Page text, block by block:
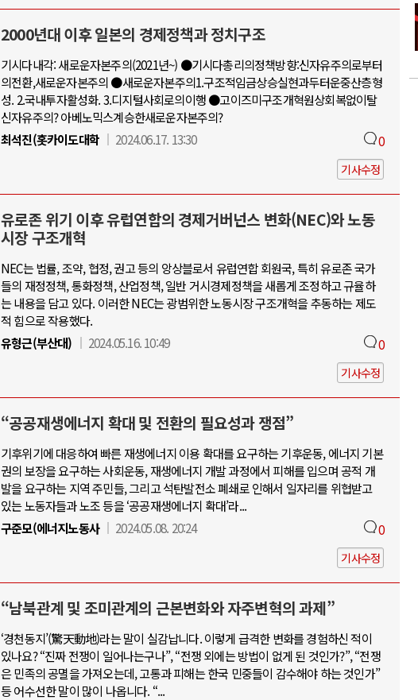
2000년대 이후 일본의 경제정책과 정치구조
기시다내각: 새로운자본주의(2021년~) ●기시다총리의정책방향:신자유주의로부터
의전환,새로운자본주의 ●새로운자본주의1.구조적임금상승실현과두터운중산층형
성. 2.국내투자활성화. 3.디지털사회로의이행 ●고이즈미구조개혁원상회복없이탈
신자유주의? 아베노믹스계승한새로운자본주의?
최석진(홋카이도대학
2024.06.17. 13:30 0
기사수정
유로존 위기 이후 유럽연합의 경제거버넌스 변화(NEC)와 노동
시장 구조개혁
NEC는 법률, 조약, 협정, 권고 등의 앙상블로서 유럽연합 회원국, 특히 유로존 국가
들의 재정정책, 통화정책, 산업정책, 일반 거시경제정책을 새롭게 조정하고 규율하
는 내용을 담고 있다. 이러한 NEC는 광범위한 노동시장 구조개혁을 추동하는 제도
적 힘으로 작용했다.
유형근(부산대)
2024.05.16. 10:49 0
기사수정
“공공재생에너지 확대 및 전환의 필요성과 쟁점”
기후위기에 대응하여 빠른 재생에너지 이용 확대를 요구하는 기후운동, 에너지 기본
권의 보장을 요구하는 사회운동, 재생에너지 개발 과정에서 피해를 입으며 공적 개
발을 요구하는 지역 주민들, 그리고 석탄발전소 폐쇄로 인해서 일자리를 위협받고
있는 노동자들과 노조 등을 ‘공공재생에너지 확대’라...
구준모(에너지노동사
2024.05.08. 20:24 0
기사수정
“남북관계 및 조미관계의 근본변화와 자주변혁의 과제”
‘경천동지’(驚天動地)라는 말이 실감납니다. 이렇게 급격한 변화를 경험하신 적이
있나요? “진짜 전쟁이 일어나는구나”, “전쟁 외에는 방법이 없게 된 것인가?”, “전쟁
은 민족의 공멸을 가져오는데, 고통과 피해는 한국 민중들이 감수해야 하는 것인가”
등 어수선한 말이 많이 나옵니다. “...